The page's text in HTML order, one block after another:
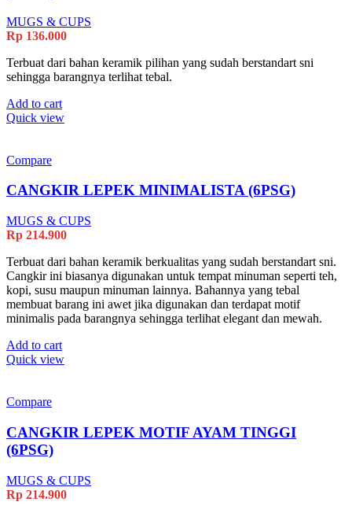
MUGS & CUPS
Rp 136.000
Terbuat dari bahan keramik pilihan yang sudah berstandart sni
sehingga barangnya terlihat tebal.
Add to cart
Quick view
Compare
CANGKIR LEPEK MINIMALISTA (6PSG)
MUGS & CUPS
Rp 214.900
Terbuat dari bahan keramik berkualitas yang sudah berstandart sni.
Cangkir ini biasanya digunakan untuk tempat minuman seperti teh,
kopi, susu maupun minuman lainnya. Bahannya yang tebal
membuat barang ini awet jika digunakan dan terdapat motif
minimalis pada barangnya sehingga terlihat elegant dan mewah.
Add to cart
Quick view
Compare
CANGKIR LEPEK MOTIF AYAM TINGGI
(6PSG)
MUGS & CUPS
Rp 214.900